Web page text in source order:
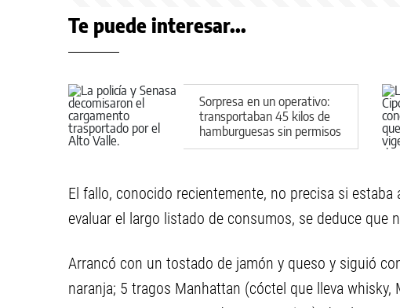
Te puede interesar...
Sorpresa en un operativo:
transportaban 45 kilos de
hamburguesas sin permisos
por ruta 22
El fallo, conocido recientemente, no precisa si
evaluar el largo listado de consumos, se deduce que
Arrancó con un tostado de jamón y queso y siguió
naranja; 5 tragos Manhattan (cóctel que lleva